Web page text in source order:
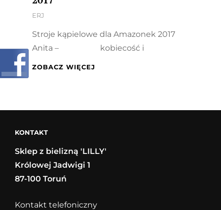
By
ERJ
Stroje kąpielowe dla Amazonek 2017
Anita – kobiecość i
ZOBACZ WIĘCEJ
KONTAKT
Sklep z bielizną 'LILLY'
Królowej Jadwigi 1
87-100 Toruń
Kontakt telefoniczny